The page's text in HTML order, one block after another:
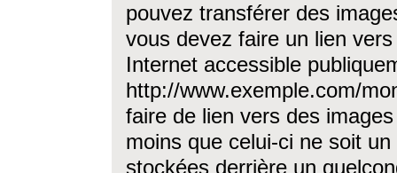
pouvez transférer des
vous devez faire un lien
Internet accessible
http://www.exemple.com/
faire de lien vers des
moins que celui-ci ne soit
stockées derrière un